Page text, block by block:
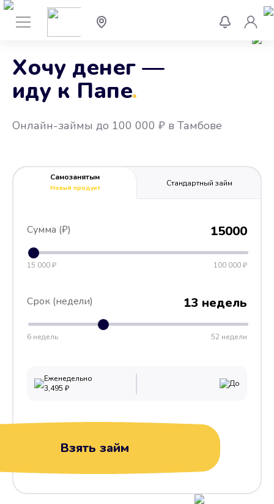
Хочу денег —
иду к Папе
.
Онлайн-займы до 100 000 ₽ в Тамбове
Самозанятым
Новый продукт
Стандартный займ
Сумма (₽) 15000
15 000 ₽ 100 000 ₽
Срок (недели) 13 недель
6 недель 52 недели
Еженедельно
3,495 ₽ До
Взять займ